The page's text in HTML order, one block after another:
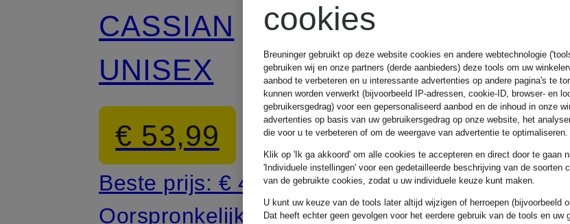
CASSIAN
UNISEX
€ 53,99
Beste prijs: € 45,89
Oorspronkelijk:
UNISEX
€ 49,99
Beste prijs:€ 42,49
Oorspronkelijk:
cookies
Breuninger gebruikt op deze website cookies en andere webtechnologie
gebruiken wij en onze partners (derde aanbieders) deze tools om uw
aanbod te verbeteren en u interessante advertenties op andere pagina's te
kunnen worden verwerkt (bijvoorbeeld IP-adressen, cookie-ID, browser- en
gebruikersgedrag) voor een gepersonaliseerd aanbod en de inhoud in onze
advertenties op basis van uw gebruikersgedrag op onze website, het
die voor u te verbeteren of om de weergave van advertentie te optimaliseren.
Klik op 'Ik ga akkoord' om alle cookies te accepteren en direct door te gaan
'Individuele instellingen' voor een gedetailleerde beschrijving van de soorten
van de gebruikte cookies, zodat u uw individuele keuze kunt maken.
U kunt uw keuze van de tools later altijd wijzigen of herroepen (bijvoorbeeld
Dat heeft echter geen gevolgen voor het eerdere gebruik van de tools en uw